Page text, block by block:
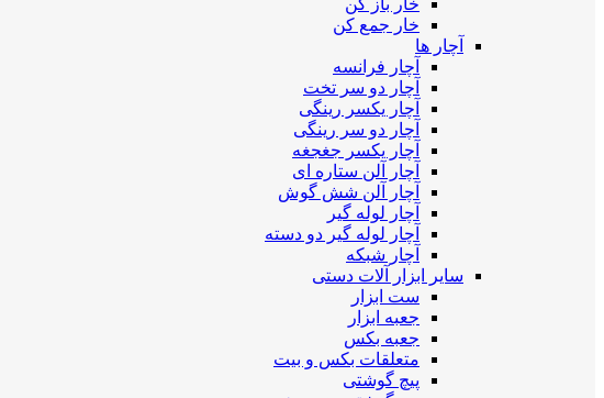
خار باز کن
خار جمع کن
آچار ها
آچار فرانسه
آچار دو سر تخت
آچار یکسر رینگی
آچار دو سر رینگی
آچار یکسر جغجغه
آچار آلن ستاره ای
آچار آلن شش گوش
آچار لوله گیر
آچار لوله گیر دو دسته
آچار شبکه
سایر ابزار آلات دستی
ست ابزار
جعبه ابزار
جعبه بکس
متعلقات بکس و بیت
پیچ گوشتی